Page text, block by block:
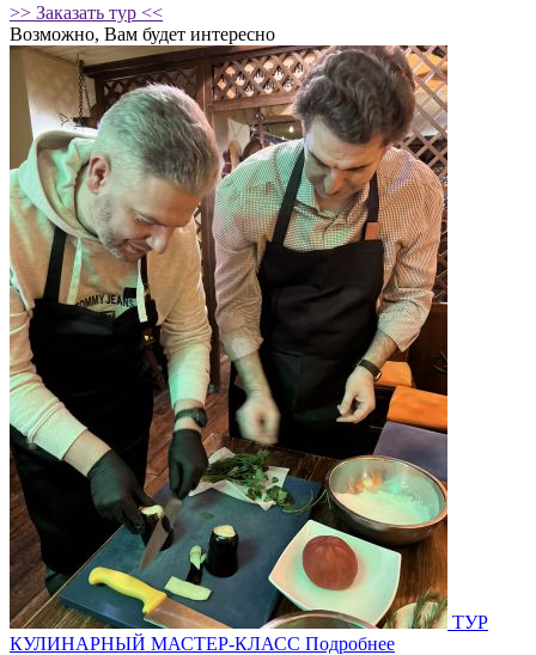
>> Заказать тур <<
Возможно, Вам будет интересно
ТУР
КУЛИНАРНЫЙ МАСТЕР-КЛАСС Подробнее